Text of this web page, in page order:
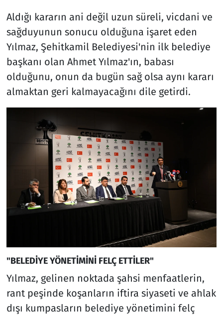
Aldığı kararın ani değil uzun süreli, vicdani ve
sağduyunun sonucu olduğuna işaret eden
Yılmaz, Şehitkamil Belediyesi'nin ilk belediye
başkanı olan Ahmet Yılmaz'ın, babası
olduğunu, onun da bugün sağ olsa aynı kararı
almaktan geri kalmayacağını dile getirdi.
"BELEDİYE YÖNETİMİNİ FELÇ ETTİLER"
Yılmaz, gelinen noktada şahsi menfaatlerin,
rant peşinde koşanların iftira siyaseti ve ahlak
dışı kumpasların belediye yönetimini felç